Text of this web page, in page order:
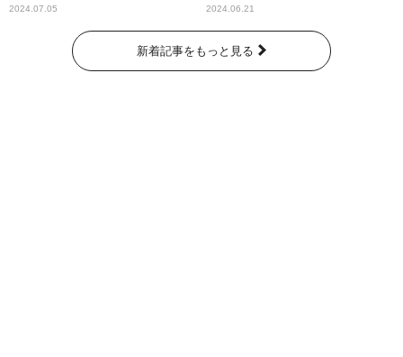
2024.07.05
奇跡が繋いだ6000の命』
2024.06.21
新着記事をもっと見る